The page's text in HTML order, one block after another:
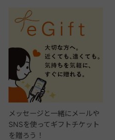
メッセージと一緒にメールや
SNSを使ってギフトチケット
を贈ろう！